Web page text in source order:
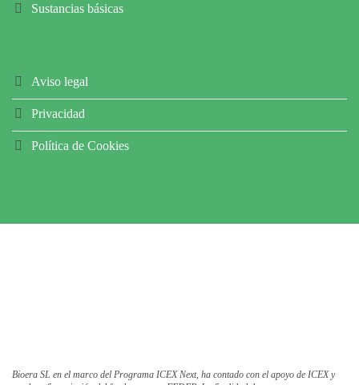
Sustancias básicas
Aviso legal
Privacidad
Política de Cookies
Bioera SL en el marco del Programa ICEX Next, ha contado con el apoyo de ICEX y